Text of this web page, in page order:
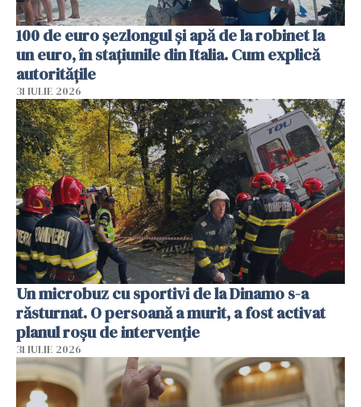
100 de euro șezlongul și apă de la robinet la
un euro, în stațiunile din Italia. Cum explică
autoritățile
31 IULIE 2026
Un microbuz cu sportivi de la Dinamo s-a
răsturnat. O persoană a murit, a fost activat
planul roșu de intervenție
31 IULIE 2026